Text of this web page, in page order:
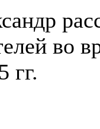
во
гг.